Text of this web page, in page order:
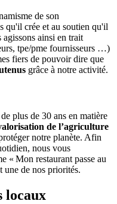
de son
qu'il crée et au soutien qu'il
ainsi en trait
tpe/pme fournisseurs …)
fiers de pouvoir dire que
grâce à notre activité.
plus de 30 ans en matière
de l’agriculture
notre planète. Afin
nous vous
« Mon restaurant passe au
une de nos priorités.
locaux